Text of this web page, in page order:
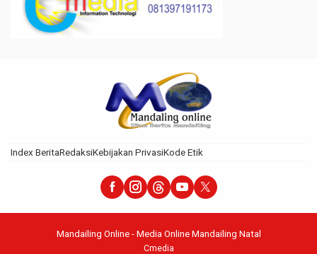
Index BeritaRedaksiKebijakan PrivasiKode Etik
Mandailing Online - Media Online Mandailing Natal
Cmedia